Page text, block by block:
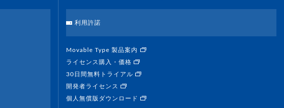
利用許諾
Movable Type 製品案内
ライセンス購入・価格
30日間無料トライアル
開発者ライセンス
個人無償版ダウンロード